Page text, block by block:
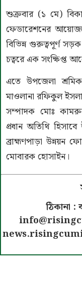
শুক্রবার (১ মে)
ফেডারেশনের
বিভিন্ন গুরুত্বপূর্ণ
চত্বরে এক সংক্ষিপ্ত
এতে উপজেলা
মাওলানা রফিকুল
সম্পাদক মোঃ
প্রধান অতিথি
ব্রাহ্মণপাড়া উন্নয়ন
মোবারক হোসাইন।
ঠিকানা